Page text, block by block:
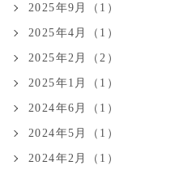
2025年9月（1）
2025年4月（1）
2025年2月（2）
2025年1月（1）
2024年6月（1）
2024年5月（1）
2024年2月（1）